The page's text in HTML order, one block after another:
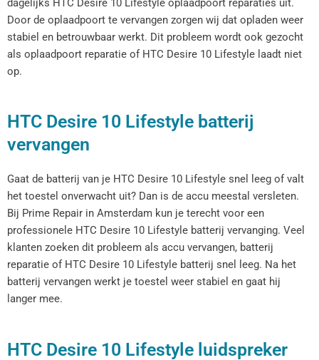
dagelijks HTC Desire 10 Lifestyle oplaadpoort reparaties uit.
Door de oplaadpoort te vervangen zorgen wij dat opladen weer
stabiel en betrouwbaar werkt. Dit probleem wordt ook gezocht
als oplaadpoort reparatie of HTC Desire 10 Lifestyle laadt niet
op.
HTC Desire 10 Lifestyle batterij
vervangen
Gaat de batterij van je HTC Desire 10 Lifestyle snel leeg of valt
het toestel onverwacht uit? Dan is de accu meestal versleten.
Bij Prime Repair in Amsterdam kun je terecht voor een
professionele HTC Desire 10 Lifestyle batterij vervanging. Veel
klanten zoeken dit probleem als accu vervangen, batterij
reparatie of HTC Desire 10 Lifestyle batterij snel leeg. Na het
batterij vervangen werkt je toestel weer stabiel en gaat hij
langer mee.
HTC Desire 10 Lifestyle luidspreker